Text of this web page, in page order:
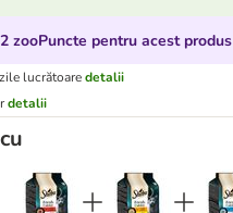
zooPuncte pentru acest produs
lucrătoaredetalii
detalii